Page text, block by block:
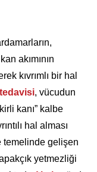
akımının
kıvrımlı bir hal
, vücudun
kanı” kalbe
hal alması
temelinde gelişen
yetmezliği